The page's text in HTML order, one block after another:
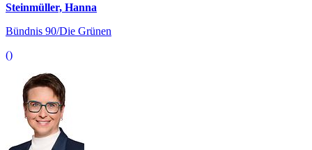
Steinmüller, Hanna
Bündnis 90/Die Grünen
()